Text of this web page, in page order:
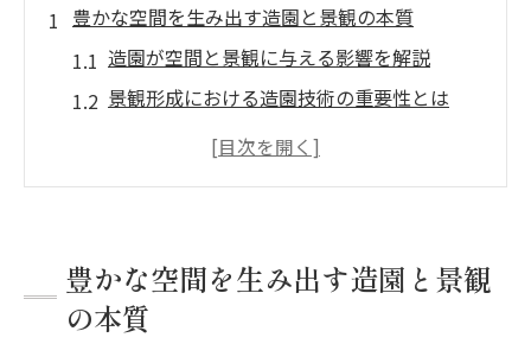
豊かな空間を生み出す造園と景観の本質
造園が空間と景観に与える影響を解説
景観形成における造園技術の重要性とは
造園と景観が融合する空間の魅力を考察
造園の基本と景観との関わりを探る
造園の基本知識が景観設計に役立つ理由
景観づくりに欠かせない造園の要素とは
豊かな空間を生み出す造園と景観
の本質